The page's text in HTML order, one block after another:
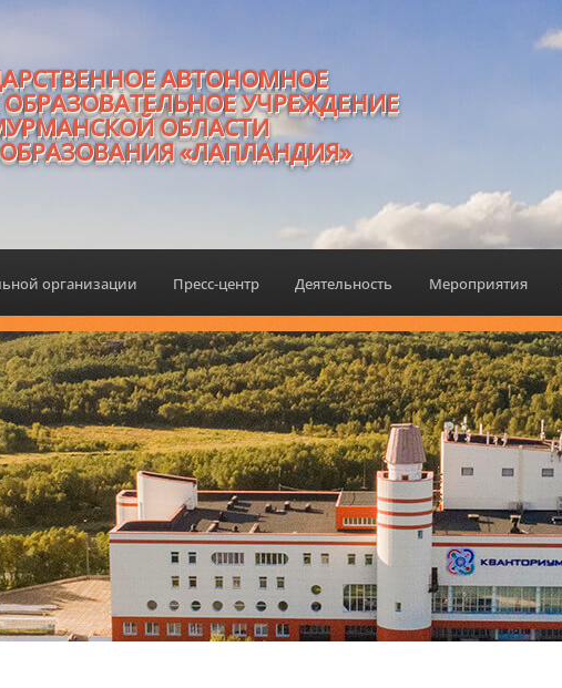
АВТОНОМНОЕ
УЧРЕЖДЕНИЕ
ОБЛАСТИ
«ЛАПЛАНДИЯ»
организации Пресс-центр Деятельность Мероприятия